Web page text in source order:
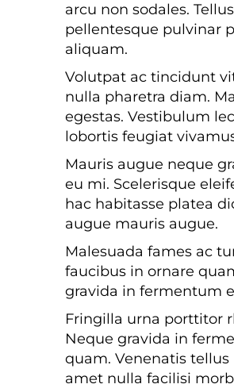
arcu non sodales.
pellentesque pulvinar
aliquam.
Volutpat ac tincidunt
nulla pharetra diam.
egestas. Vestibulum
lobortis feugiat
Mauris augue neque
eu mi. Scelerisque
hac habitasse platea
augue mauris augue.
Malesuada fames ac
faucibus in ornare
gravida in fermentum
Fringilla urna porttitor
Neque gravida in
quam. Venenatis
amet nulla facilisi